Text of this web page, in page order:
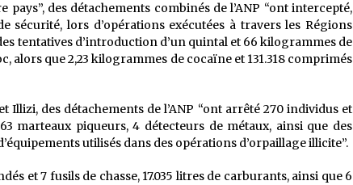
des détachements combinés de l’ANP “ont intercepté,
sécurité, lors d’opérations exécutées à travers les Régions
tentatives d’introduction d’un quintal et 66 kilogrammes de
que 2,23 kilogrammes de cocaïne et 131.318 comprimés
Illizi, des détachements de l’ANP “ont arrêté 270 individus et
marteaux piqueurs, 4 détecteurs de métaux, ainsi que des
utilisés dans des opérations d’orpaillage illicite”.
et 7 fusils de chasse, 17.035 litres de carburants, ainsi que 6